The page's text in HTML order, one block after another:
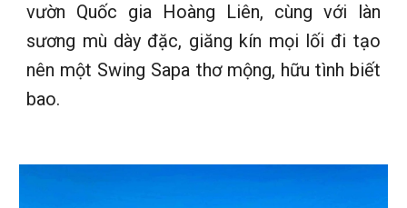
vườn Quốc gia Hoàng Liên, cùng với làn
sương mù dày đặc, giăng kín mọi lối đi tạo
nên một Swing Sapa thơ mộng, hữu tình biết
bao.